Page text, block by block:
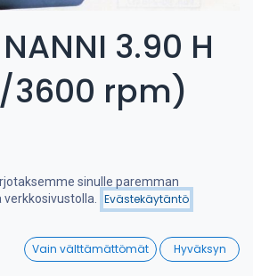
Hinta - korkeimmasta
matalimpaan
Wishlist
3.90 H
3600 rpm)
sinulle paremman
Evästekäytäntö
Vain välttämättömät Hyväksyn